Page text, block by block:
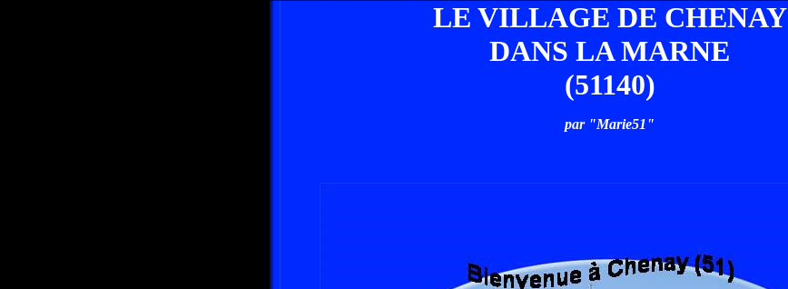
LE VILLAGE DE CHENAY
DANS LA MARNE
(51140)
par "Marie51"